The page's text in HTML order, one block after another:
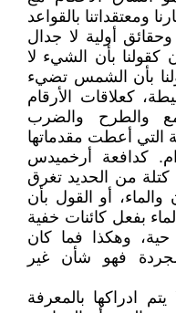
ومعتقداتنا بالقواعد
أولية لا جدال
كقولنا بأن الشيء لا
بأن الشمس تضيء
كعلاقات الأرقام
والطرح والضرب
التي أعطت مقدماتها
كدافعة أرخميدس
كتلة من الحديد تغرق
والماء، أو القول بأن
بفعل كائنات خفية
وهكذا فما كان
فهو شأن غير
ادراكها بالمعرفة